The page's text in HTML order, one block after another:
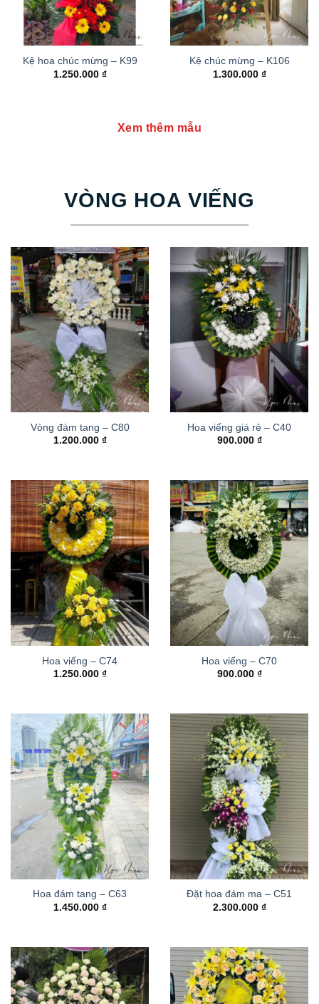
Kệ hoa chúc mừng – K99
1.250.000 ₫
Kệ chúc mừng – K106
1.300.000 ₫
Xem thêm mẫu
VÒNG HOA VIẾNG
Vòng đám tang – C80
1.200.000 ₫
Hoa viếng giá rẻ – C40
900.000 ₫
Hoa viếng – C74
1.250.000 ₫
Hoa viếng – C70
900.000 ₫
Hoa đám tang – C63
1.450.000 ₫
Đặt hoa đám ma – C51
2.300.000 ₫